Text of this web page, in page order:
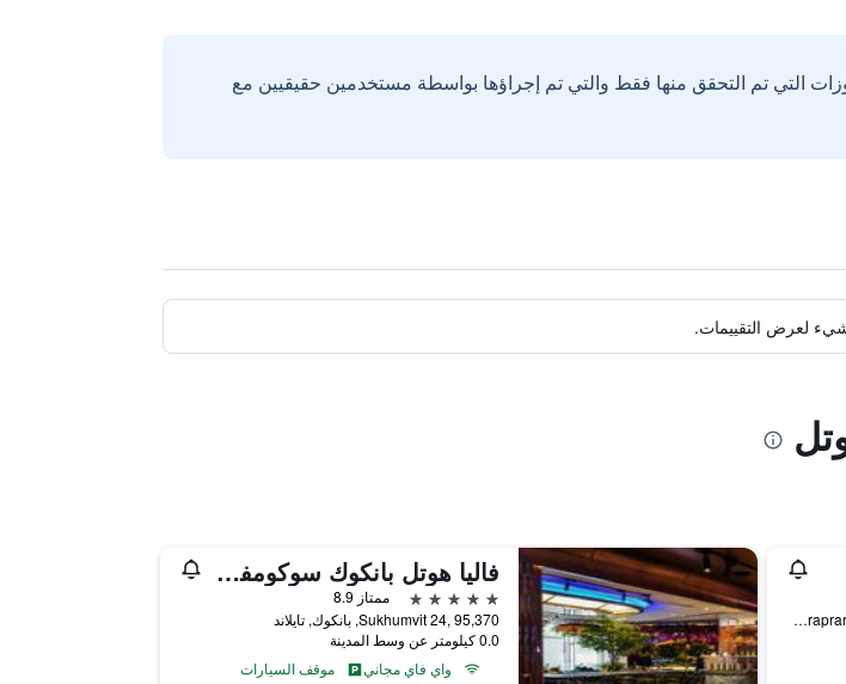
التي تم التحقق منها فقط والتي تم إجراؤها بواسطة مستخدمين حقيقيين مع
لعرض التقييمات.
559 Ratcharaprarop Rd., Makkasan, Ratchathewi, Ba, بانكوك, تايلاند
فاليا هوتل بانكوك سوكومفيت
5 نجوم
ممتاز 8.9
Sukhumvit 24, 95,370, بانكوك, تايلاند
0.0 كيلومتر عن وسط المدينة
واي فاي مجاني
موقف السيارات